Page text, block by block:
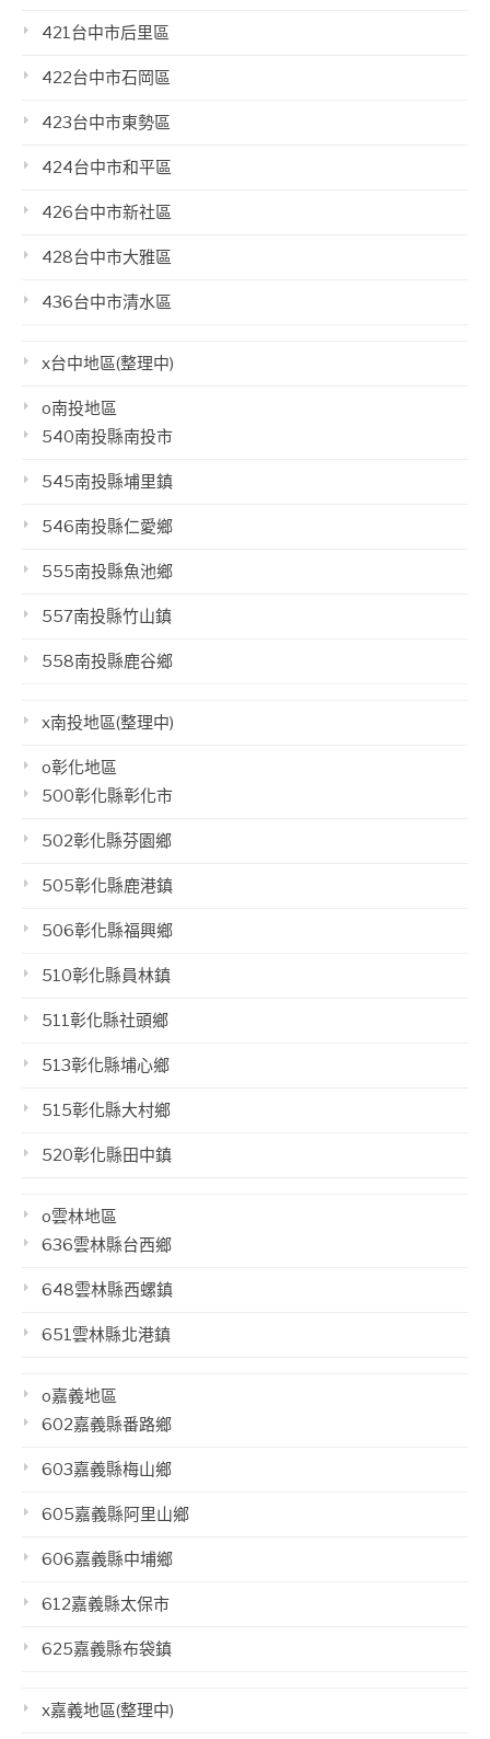
421台中市后里區
422台中市石岡區
423台中市東勢區
424台中市和平區
426台中市新社區
428台中市大雅區
436台中市清水區
x台中地區(整理中)
o南投地區
540南投縣南投市
545南投縣埔里鎮
546南投縣仁愛鄉
555南投縣魚池鄉
557南投縣竹山鎮
558南投縣鹿谷鄉
x南投地區(整理中)
o彰化地區
500彰化縣彰化市
502彰化縣芬園鄉
505彰化縣鹿港鎮
506彰化縣福興鄉
510彰化縣員林鎮
511彰化縣社頭鄉
513彰化縣埔心鄉
515彰化縣大村鄉
520彰化縣田中鎮
o雲林地區
636雲林縣台西鄉
648雲林縣西螺鎮
651雲林縣北港鎮
o嘉義地區
602嘉義縣番路鄉
603嘉義縣梅山鄉
605嘉義縣阿里山鄉
606嘉義縣中埔鄉
612嘉義縣太保市
625嘉義縣布袋鎮
x嘉義地區(整理中)